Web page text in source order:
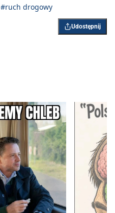
#ruch drogowy
Udostępnij